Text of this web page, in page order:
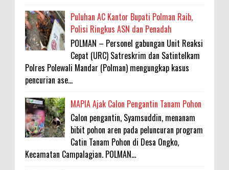
Puluhan AC Kantor Bupati Polman Raib,
Polisi Ringkus ASN dan Penadah
POLMAN – Personel gabungan Unit Reaksi
Cepat (URC) Satreskrim dan Satintelkam
Polres Polewali Mandar (Polman) mengungkap kasus
pencurian ase...
MAPIA Ajak Calon Pengantin Tanam Pohon
Calon pengantin, Syamsuddin, menanam
bibit pohon aren pada peluncuran program
Catin Tanam Pohon di Desa Ongko,
Kecamatan Campalagian. POLMAN...